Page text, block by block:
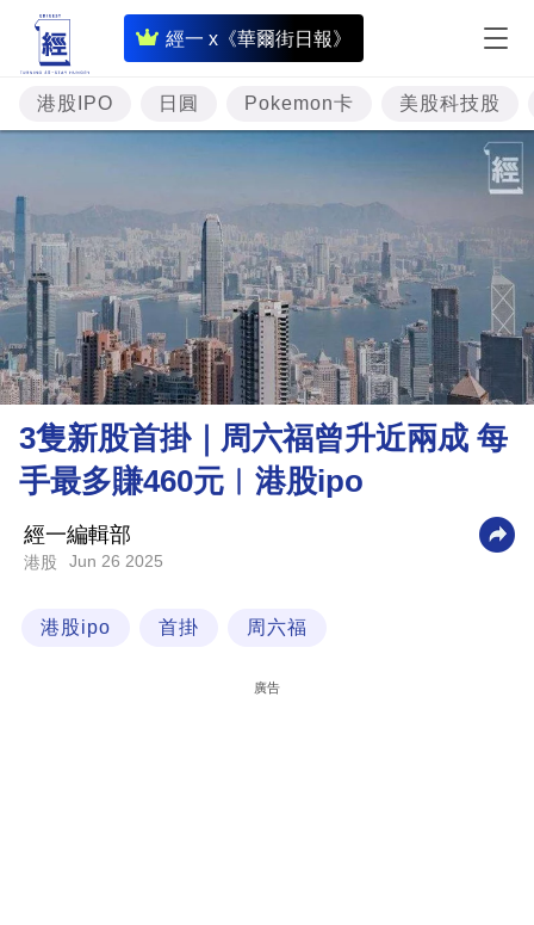
經一 x《華爾街日報》
即
時
財
經
投
資
樓
市
理
財
商
科
港股IPO 日圓 Pokemon卡 美股科技股
3隻新股首掛｜周六福曾升近兩成 每
手最多賺460元︳港股ipo
經一編輯部
港股 Jun 26 2025
港股ipo 首掛 周六福
廣告